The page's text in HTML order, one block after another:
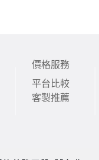
價格服務
平台比較
客製推薦